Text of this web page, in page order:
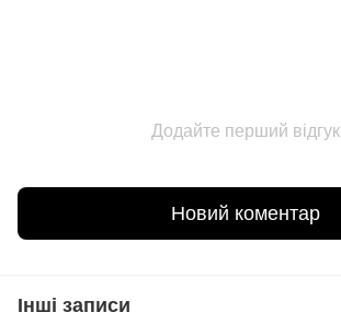
Додайте перший відгук
Новий коментар
Інші записи